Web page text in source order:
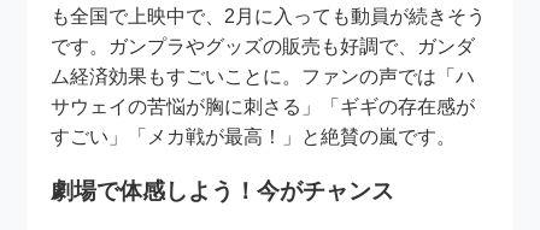
も全国で上映中で、2月に入っても動員が続きそう
です。ガンプラやグッズの販売も好調で、ガンダ
ム経済効果もすごいことに。ファンの声では「ハ
サウェイの苦悩が胸に刺さる」「ギギの存在感が
すごい」「メカ戦が最高！」と絶賛の嵐です。
劇場で体感しよう！今がチャンス